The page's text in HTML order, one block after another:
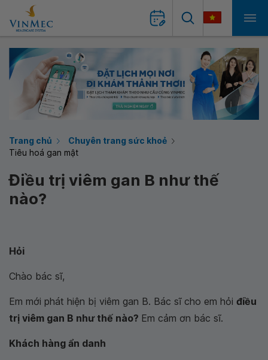
Trang chủ
Chuyên trang sức khoẻ
Tiêu hoá gan mật
Điều trị viêm gan B như thế
nào?
Hỏi
Chào bác sĩ,
Em mới phát hiện bị viêm gan B. Bác sĩ cho em hỏi điều
trị viêm gan B như thế nào? Em cảm ơn bác sĩ.
Khách hàng ẩn danh